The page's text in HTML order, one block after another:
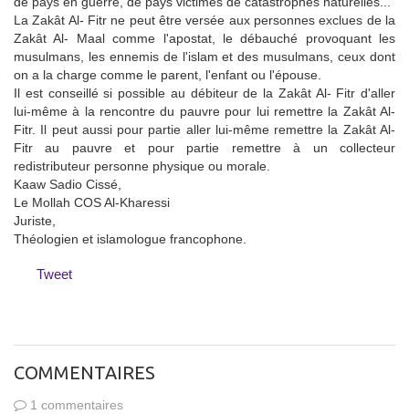
La Zakât Al- Fitr ne peut être versée aux personnes exclues de la
Zakât Al- Maal comme l'apostat, le débauché provoquant les
musulmans, les ennemis de l'islam et des musulmans, ceux dont
on a la charge comme le parent, l'enfant ou l'épouse.
Il est conseillé si possible au débiteur de la Zakât Al- Fitr d'aller
lui-même à la rencontre du pauvre pour lui remettre la Zakât Al-
Fitr. Il peut aussi pour partie aller lui-même remettre la Zakât Al-
Fitr au pauvre et pour partie remettre à un collecteur
redistributeur personne physique ou morale.
Kaaw Sadio Cissé,
Le Mollah COS Al-Kharessi
Juriste,
Théologien et islamologue francophone.
Tweet
COMMENTAIRES
1 commentaires